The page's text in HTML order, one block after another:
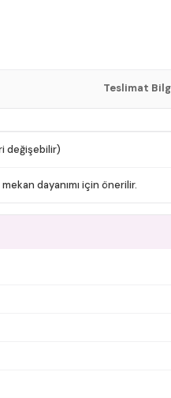
Teslimat
değişebilir)
dayanımı için önerilir.